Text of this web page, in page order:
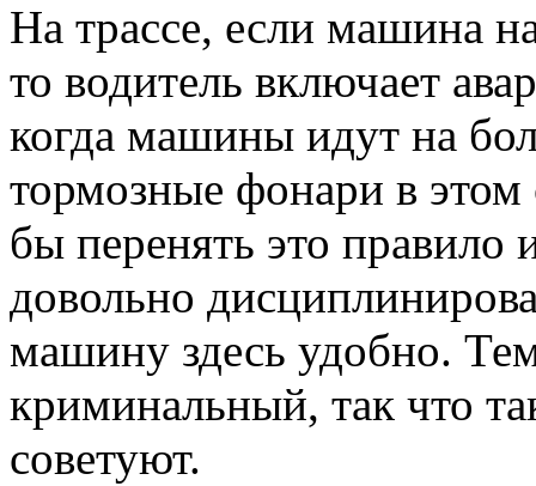
На трассе, если машина
то водитель включает
когда машины идут на
тормозные фонари в
бы перенять это
довольно
машину здесь удобно.
криминальный, так что
советуют.